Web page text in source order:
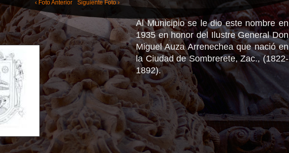
‹ Foto Anterior Siguiente Foto ›
Al Municipio se le dio este nombre en
1935 en honor del Ilustre General Don
Miguel Auza Arrenechea que nació en
la Ciudad de Sombrerete, Zac., (1822-
1892).